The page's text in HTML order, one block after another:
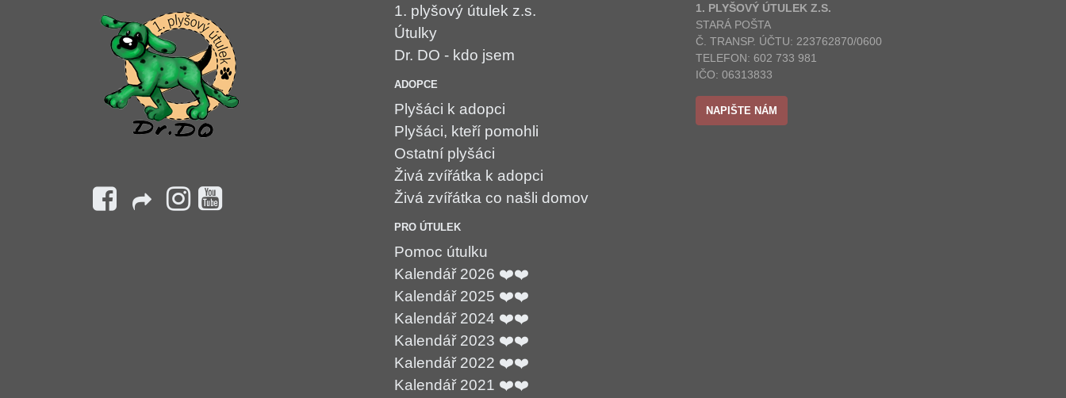
1. plyšový útulek z.s.
Útulky
Dr. DO - kdo jsem
ADOPCE
Plyšáci k adopci
Plyšáci, kteří pomohli
Ostatní plyšáci
Živá zvířátka k adopci
Živá zvířátka co našli domov
PRO ÚTULEK
Pomoc útulku
Kalendář 2026 ❤️❤️
Kalendář 2025 ❤️❤️
Kalendář 2024 ❤️❤️
Kalendář 2023 ❤️❤️
Kalendář 2022 ❤️❤️
Kalendář 2021 ❤️❤️
1. PLYŠOVÝ ÚTULEK Z.S.
STARÁ POŠTA
Č. TRANSP. ÚČTU: 223762870/0600
TELEFON: 602 733 981
IČO: 06313833
NAPIŠTE NÁM